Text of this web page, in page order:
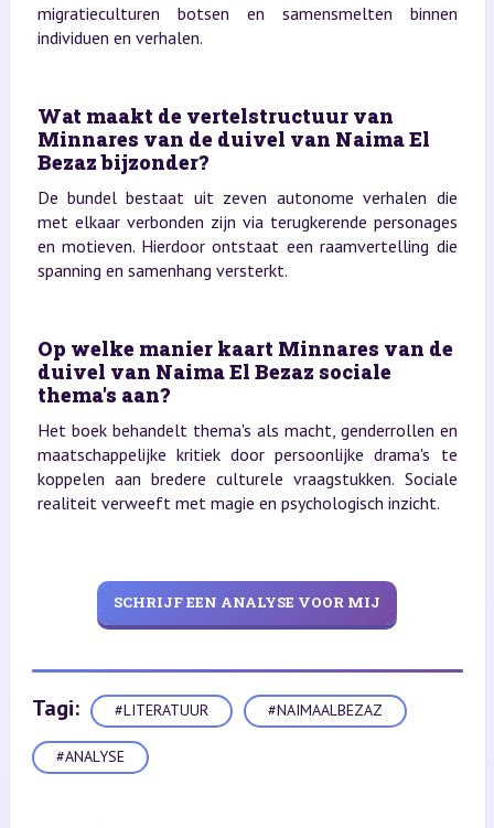
migratieculturen botsen en samensmelten binnen
individuen en verhalen.
Wat maakt de vertelstructuur van
Minnares van de duivel van Naima El
Bezaz bijzonder?
De bundel bestaat uit zeven autonome verhalen die
met elkaar verbonden zijn via terugkerende personages
en motieven. Hierdoor ontstaat een raamvertelling die
spanning en samenhang versterkt.
Op welke manier kaart Minnares van de
duivel van Naima El Bezaz sociale
thema's aan?
Het boek behandelt thema's als macht, genderrollen en
maatschappelijke kritiek door persoonlijke drama's te
koppelen aan bredere culturele vraagstukken. Sociale
realiteit verweeft met magie en psychologisch inzicht.
SCHRIJF EEN ANALYSE VOOR MIJ
Tagi: #LITERATUUR #NAIMAALBEZAZ
#ANALYSE